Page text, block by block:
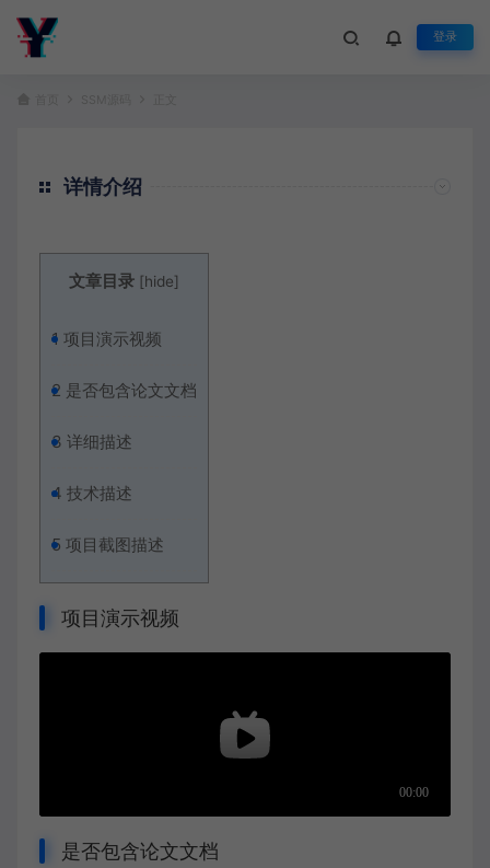
登录
详情介绍
文章目录 [hide]
1 项目演示视频
2 是否包含论文文档
3 详细描述
4 技术描述
5 项目截图描述
项目演示视频
是否包含论文文档